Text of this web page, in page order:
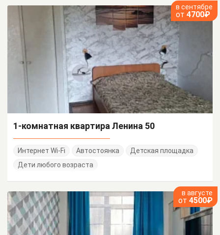
в сентябре
от 4700₽
1-комнатная квартира Ленина 50
Интернет Wi-Fi Автостоянка
Детская площадка
Дети любого возраста
в августе
от 4500₽